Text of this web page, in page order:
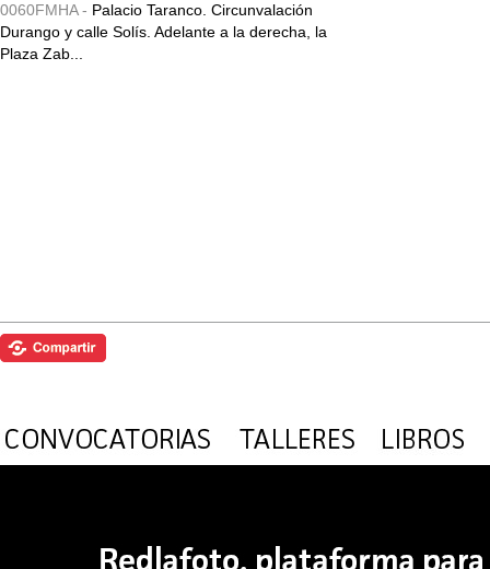
0060FMHA - Palacio Taranco. Circunvalación
Durango y calle Solís. Adelante a la derecha, la
Plaza Zab...